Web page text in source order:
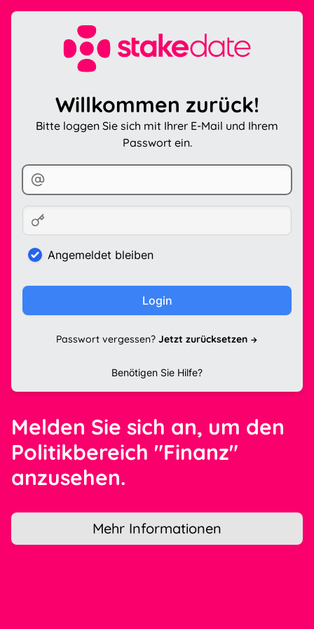
Willkommen zurück!
Bitte loggen Sie sich mit Ihrer E-Mail und Ihrem
Passwort ein.
Angemeldet bleiben
Login
Passwort vergessen? Jetzt zurücksetzen
Benötigen Sie Hilfe?
Melden Sie sich an, um den
Politikbereich "Finanz"
anzusehen.
Mehr Informationen